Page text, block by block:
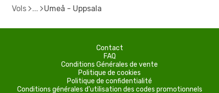
Vols Umeå - Uppsala
Contact
FAQ
Conditions Générales de vente
Politique de cookies
Politique de confidentialité
Conditions générales d'utilisation des codes promotionnels